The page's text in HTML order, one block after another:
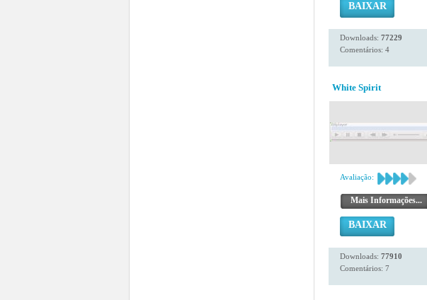
BAIXAR
Downloads: 77229
Comentários: 4
White Spirit
Avaliação:
Mais Informações...
BAIXAR
Downloads: 77910
Comentários: 7